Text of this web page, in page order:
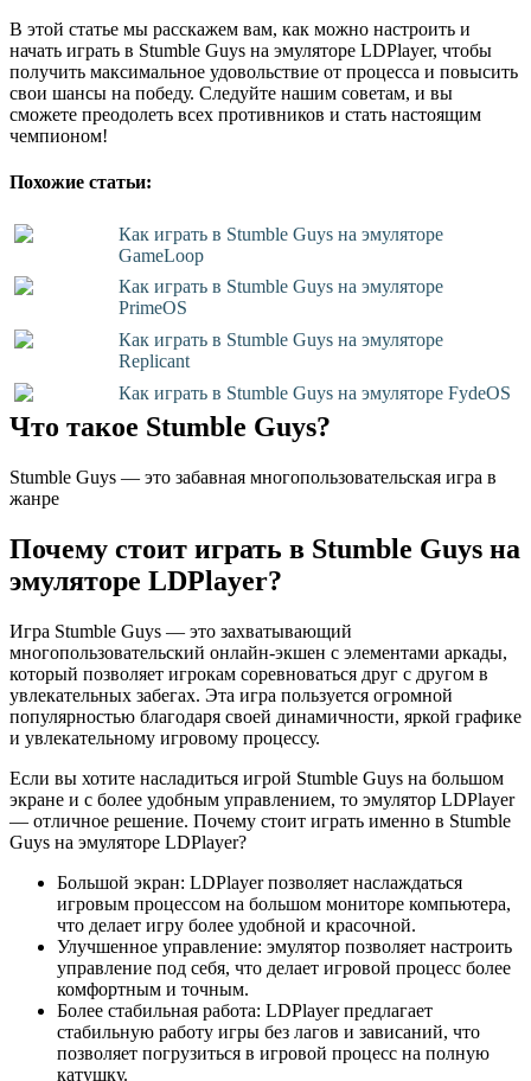
В этой статье мы расскажем вам, как можно настроить и
начать играть в Stumble Guys на эмуляторе LDPlayer, чтобы
получить максимальное удовольствие от процесса и повысить
свои шансы на победу. Следуйте нашим советам, и вы
сможете преодолеть всех противников и стать настоящим
чемпионом!
Похожие статьи:
Как играть в Stumble Guys на эмуляторе
GameLoop
Как играть в Stumble Guys на эмуляторе
PrimeOS
Как играть в Stumble Guys на эмуляторе
Replicant
Как играть в Stumble Guys на эмуляторе FydeOS
Что такое Stumble Guys?
Stumble Guys — это забавная многопользовательская игра в
жанре
Почему стоит играть в Stumble Guys на
эмуляторе LDPlayer?
Игра Stumble Guys — это захватывающий
многопользовательский онлайн-экшен с элементами аркады,
который позволяет игрокам соревноваться друг с другом в
увлекательных забегах. Эта игра пользуется огромной
популярностью благодаря своей динамичности, яркой графике
и увлекательному игровому процессу.
Если вы хотите насладиться игрой Stumble Guys на большом
экране и с более удобным управлением, то эмулятор LDPlayer
— отличное решение. Почему стоит играть именно в Stumble
Guys на эмуляторе LDPlayer?
Большой экран: LDPlayer позволяет наслаждаться
игровым процессом на большом мониторе компьютера,
что делает игру более удобной и красочной.
Улучшенное управление: эмулятор позволяет настроить
управление под себя, что делает игровой процесс более
комфортным и точным.
Более стабильная работа: LDPlayer предлагает
стабильную работу игры без лагов и зависаний, что
позволяет погрузиться в игровой процесс на полную
катушку.